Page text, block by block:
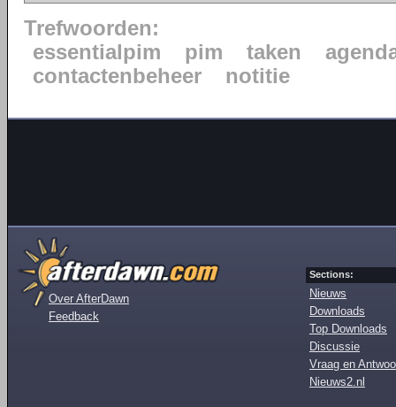
Trefwoorden:
essentialpim
pim taken
contactenbeheer
notitie
Over AfterDawn
Feedback
Sections:
Nieuws
Downloads
Top Downloads
Discussie
Vraag en
Nieuws2.nl